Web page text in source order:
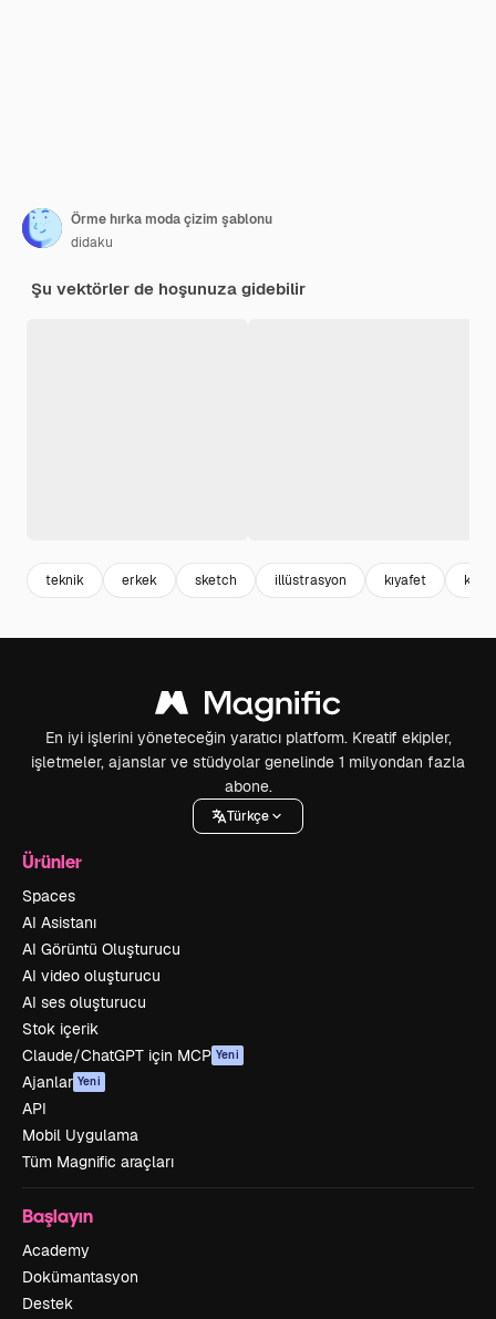
Örme hırka moda çizim şablonu
didaku
Şu vektörler de hoşunuza gidebilir
teknik erkek sketch illüstrasyon kıyafet
En iyi işlerini yöneteceğin yaratıcı platform. Kreatif ekipler,
işletmeler, ajanslar ve stüdyolar genelinde 1 milyondan fazla
abone.
Türkçe
Ürünler
Spaces
AI Asistanı
AI Görüntü Oluşturucu
AI video oluşturucu
AI ses oluşturucu
Stok içerik
Claude/ChatGPT için MCP Yeni
Ajanlar Yeni
API
Mobil Uygulama
Tüm Magnific araçları
Başlayın
Academy
Dokümantasyon
Destek